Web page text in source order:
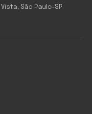
São Paulo-SP